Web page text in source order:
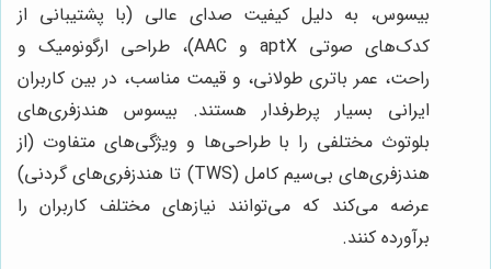
بیسوس، به دلیل کیفیت صدای عالی (با پشتیبانی از
کدک‌های صوتی aptX و AAC)، طراحی ارگونومیک و
راحت، عمر باتری طولانی، و قیمت مناسب، در بین کاربران
ایرانی بسیار پرطرفدار هستند. بیسوس هندزفری‌های
بلوتوث مختلفی را با طراحی‌ها و ویژگی‌های متفاوت (از
هندزفری‌های بی‌سیم کامل (TWS) تا هندزفری‌های گردنی)
عرضه می‌کند که می‌توانند نیازهای مختلف کاربران را
برآورده کنند.